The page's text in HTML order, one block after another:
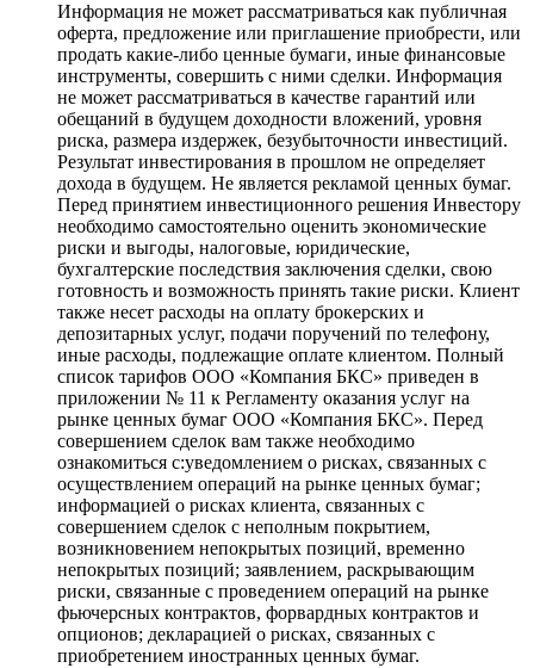
Информация не может рассматриваться как публичная
оферта, предложение или приглашение приобрести, или
продать какие-либо ценные бумаги, иные финансовые
инструменты, совершить с ними сделки. Информация
не может рассматриваться в качестве гарантий или
обещаний в будущем доходности вложений, уровня
риска, размера издержек, безубыточности инвестиций.
Результат инвестирования в прошлом не определяет
дохода в будущем. Не является рекламой ценных бумаг.
Перед принятием инвестиционного решения Инвестору
необходимо самостоятельно оценить экономические
риски и выгоды, налоговые, юридические,
бухгалтерские последствия заключения сделки, свою
готовность и возможность принять такие риски. Клиент
также несет расходы на оплату брокерских и
депозитарных услуг, подачи поручений по телефону,
иные расходы, подлежащие оплате клиентом. Полный
список тарифов ООО «Компания БКС» приведен в
приложении № 11 к Регламенту оказания услуг на
рынке ценных бумаг ООО «Компания БКС». Перед
совершением сделок вам также необходимо
ознакомиться с:уведомлением о рисках, связанных с
осуществлением операций на рынке ценных бумаг;
информацией о рисках клиента, связанных с
совершением сделок с неполным покрытием,
возникновением непокрытых позиций, временно
непокрытых позиций; заявлением, раскрывающим
риски, связанные с проведением операций на рынке
фьючерсных контрактов, форвардных контрактов и
опционов; декларацией о рисках, связанных с
приобретением иностранных ценных бумаг.